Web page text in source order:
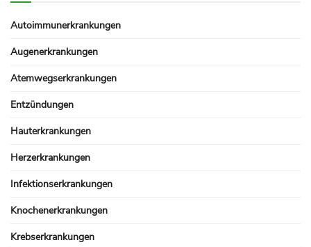
Autoimmunerkrankungen
Augenerkrankungen
Atemwegserkrankungen
Entzündungen
Hauterkrankungen
Herzerkrankungen
Infektionserkrankungen
Knochenerkrankungen
Krebserkrankungen